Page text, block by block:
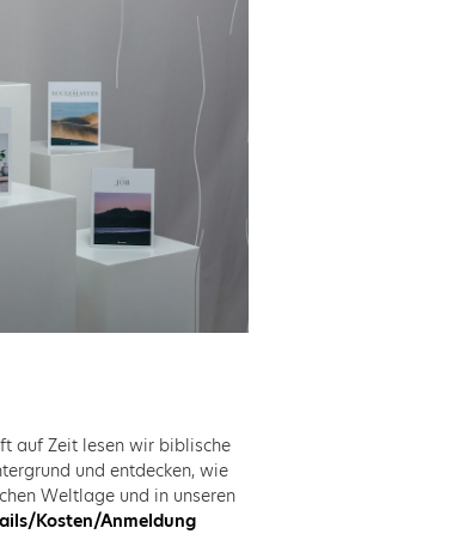
auf Zeit lesen wir biblische
und entdecken, wie
Weltlage und in unseren
Kosten/Anmeldung